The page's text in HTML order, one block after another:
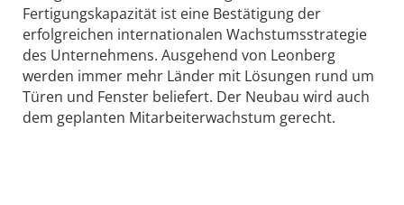
Fertigungskapazität ist eine Bestätigung der
erfolgreichen internationalen Wachstumsstrategie
des Unternehmens. Ausgehend von Leonberg
werden immer mehr Länder mit Lösungen rund um
Türen und Fenster beliefert. Der Neubau wird auch
dem geplanten Mitarbeiterwachstum gerecht.